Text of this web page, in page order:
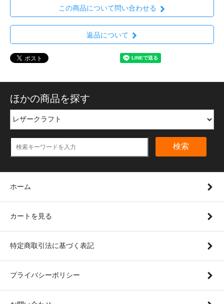
この商品について問い合わせる
返品について
ほかの商品を探す
検索
ホーム
カートを見る
特定商取引法に基づく表記
プライバシーポリシー